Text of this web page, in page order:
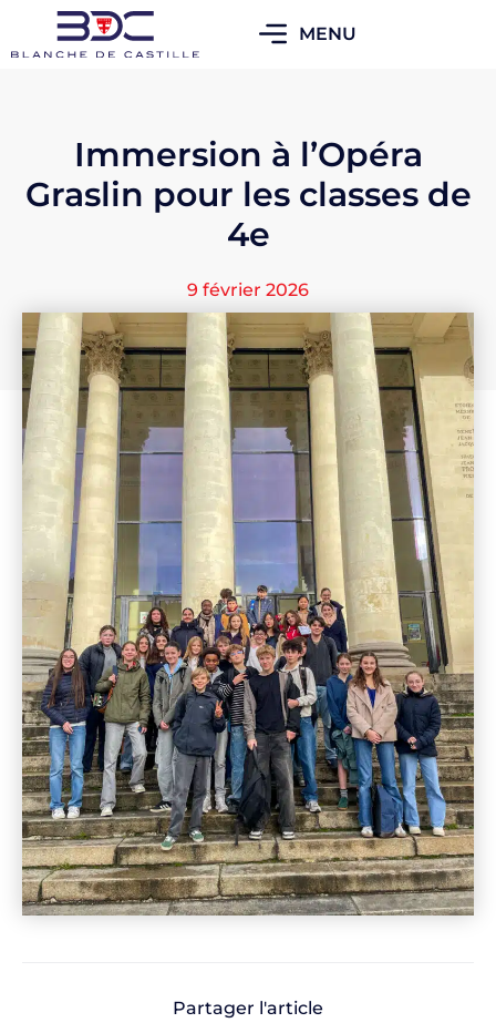
MENU
Immersion à l’Opéra
Graslin pour les classes de
4e
9 février 2026
Partager l'article